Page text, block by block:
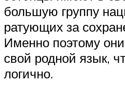
большую группу
ратующих за
Именно поэтому
свой родной язык,
логично.